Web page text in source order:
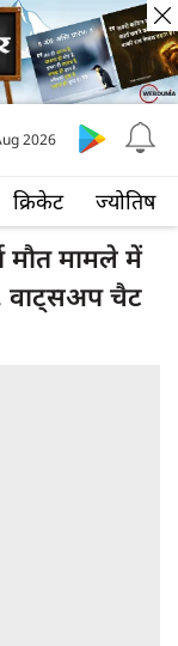
क्रिकेट ज्योतिष
2026
मौत मामले में
वाट्सअप चैट